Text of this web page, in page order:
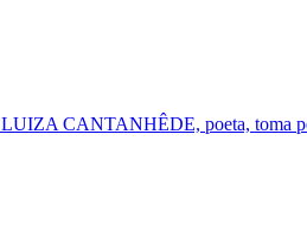
LUIZA CANTANHÊDE, poeta, toma